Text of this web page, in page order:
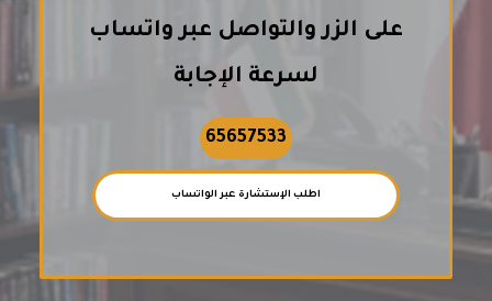
على الزر والتواصل عبر واتساب
لسرعة الإجابة
65657533
اطلب الإستشارة عبر الواتساب